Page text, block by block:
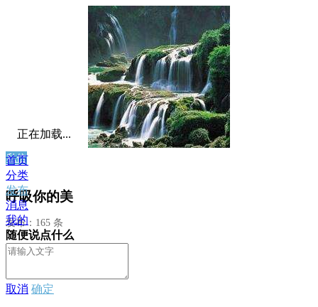
私信
呼吸你的美
发布：165 条
正在加载...
首页
分类
发布
消息
我的
随便说点什么
取消 确定